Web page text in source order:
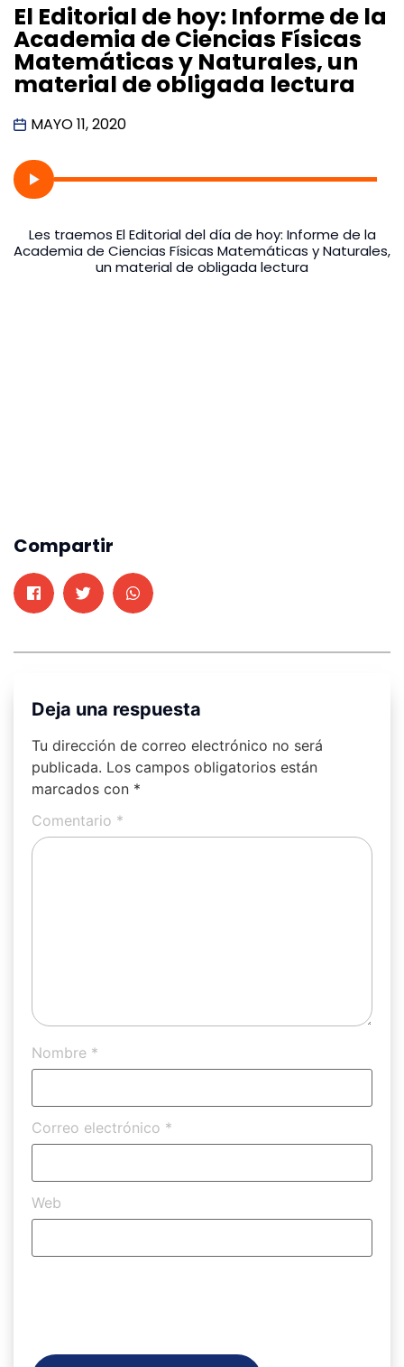
El Editorial de hoy: Informe de la
Academia de Ciencias Físicas
Matemáticas y Naturales, un
material de obligada lectura
MAYO 11, 2020
Les traemos El Editorial del día de hoy: Informe de la
Academia de Ciencias Físicas Matemáticas y Naturales,
un material de obligada lectura
Compartir
Deja una respuesta
Tu dirección de correo electrónico no será
publicada. Los campos obligatorios están
marcados con *
Comentario *
Nombre *
Correo electrónico *
Web